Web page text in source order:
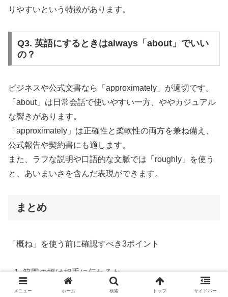
りやすいという特徴があります。
Q3. 英語にするときはalways「about」でいい
の？
ビジネスや公式文書なら「approximately」が適切です。
「about」は日常会話で使いやすい一方、ややカジュアル
な響きがあります。
「approximately」は正確性と柔軟性の両方を兼ね備え、
公式報告や契約書にも適します。
また、ラフな説明や口語的な文脈では「roughly」を使う
と、あいまいさを含んだ表現ができます。
まとめ
「概ね」を使う前に確認すべき3ポイント
範囲の幅は相手に伝わるか
文脈に合った言葉か
メニュー ホーム 検索 トップ サイドバー